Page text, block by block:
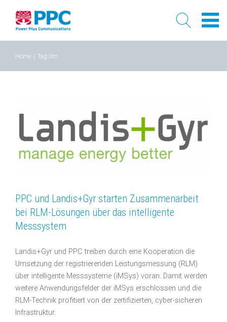
content
Home Tag:rlm
PPC und Landis+Gyr starten Zusammenarbeit
bei RLM-Lösungen über das intelligente
Messsystem
Landis+Gyr und PPC treiben durch eine Kooperation die
Umsetzung der registrierenden Leistungsmessung (RLM)
über intelligente Messsysteme (iMSys) voran. Damit werden
weitere Anwendungsfelder der iMSys erschlossen und die
RLM-Technik profitiert von der zertifizierten, cyber-sicheren
Infrastruktur.